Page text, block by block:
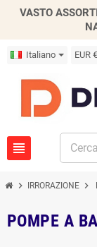
VASTO
Italiano EUR €
view_headline
chevron_right IRRORAZIONE chevron_right
POMPE A